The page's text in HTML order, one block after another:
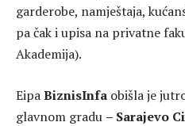
garderobe, namještaja,
pa čak i upisa na privatne
Akademija).
EipaBiznisInfa obišla je
glavnom gradu – Sarajevo